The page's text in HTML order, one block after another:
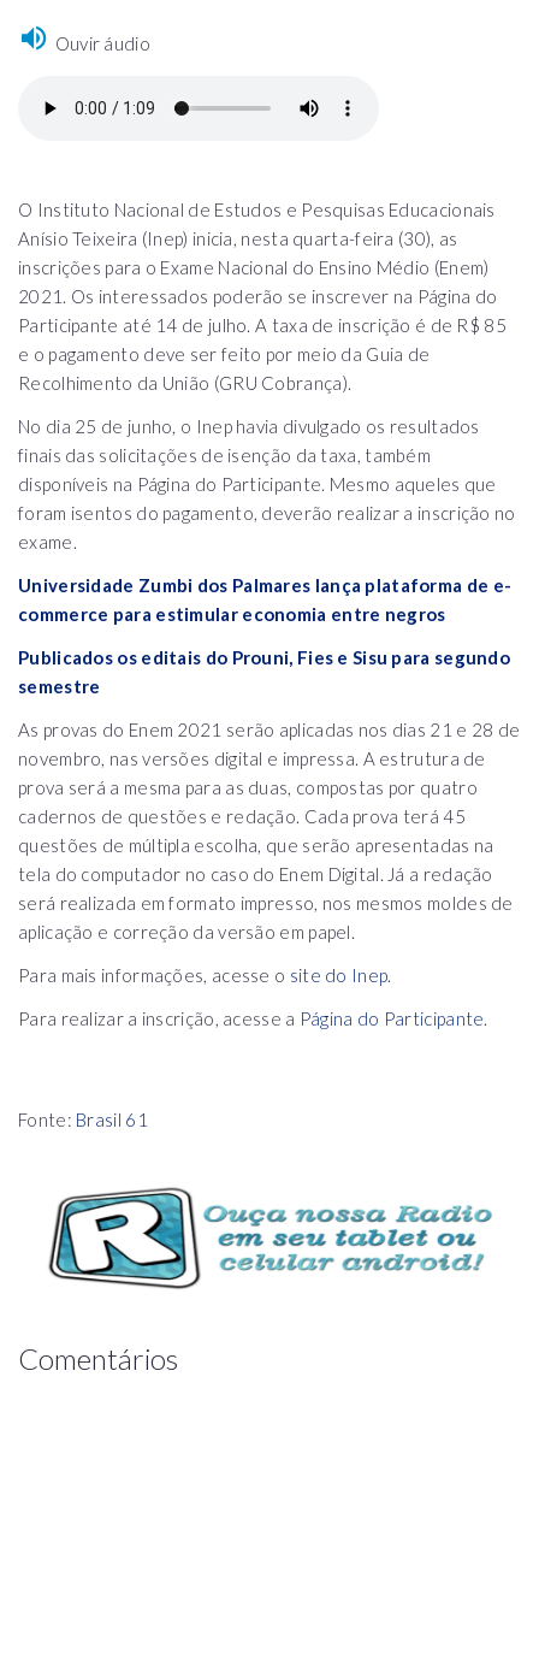
Ouvir áudio
O Instituto Nacional de Estudos e Pesquisas Educacionais
Anísio Teixeira (Inep) inicia, nesta quarta-feira (30), as
inscrições para o Exame Nacional do Ensino Médio (Enem)
2021. Os interessados poderão se inscrever na Página do
Participante até 14 de julho. A taxa de inscrição é de R$ 85
e o pagamento deve ser feito por meio da Guia de
Recolhimento da União (GRU Cobrança).
No dia 25 de junho, o Inep havia divulgado os resultados
finais das solicitações de isenção da taxa, também
disponíveis na Página do Participante. Mesmo aqueles que
foram isentos do pagamento, deverão realizar a inscrição no
exame.
Universidade Zumbi dos Palmares lança plataforma de e-
commerce para estimular economia entre negros
Publicados os editais do Prouni, Fies e Sisu para segundo
semestre
As provas do Enem 2021 serão aplicadas nos dias 21 e 28 de
novembro, nas versões digital e impressa. A estrutura de
prova será a mesma para as duas, compostas por quatro
cadernos de questões e redação. Cada prova terá 45
questões de múltipla escolha, que serão apresentadas na
tela do computador no caso do Enem Digital. Já a redação
será realizada em formato impresso, nos mesmos moldes de
aplicação e correção da versão em papel.
Para mais informações, acesse o site do Inep.
Para realizar a inscrição, acesse a Página do Participante.
Fonte: Brasil 61
Comentários